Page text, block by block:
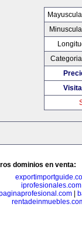
dominios en venta:
iprofesionales.com
|